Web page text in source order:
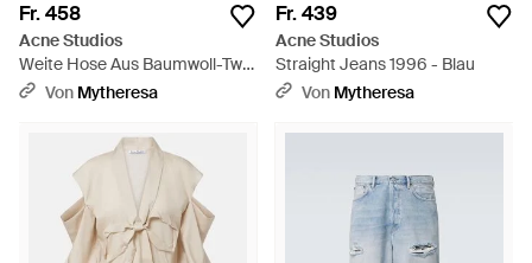
Fr. 458
Acne Studios
Weite Hose Aus Baumwoll-Twill
- Braun
Von Mytheresa
Fr. 439
Acne Studios
Straight Jeans 1996 - Blau
Von Mytheresa